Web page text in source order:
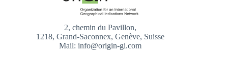
2, chemin du Pavillon,
1218, Grand-Saconnex, Genève, Suisse
Mail: info@origin-gi.com